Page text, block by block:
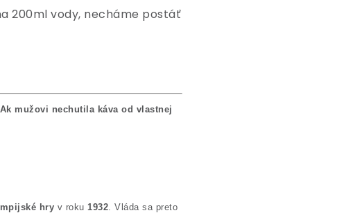
200ml vody, necháme postáť
Ak mužovi nechutila káva od vlastnej
hry v roku 1932. Vláda sa preto